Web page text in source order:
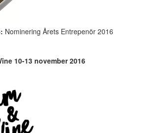
Nominering Årets Entrepenör 2016
10-13 november 2016